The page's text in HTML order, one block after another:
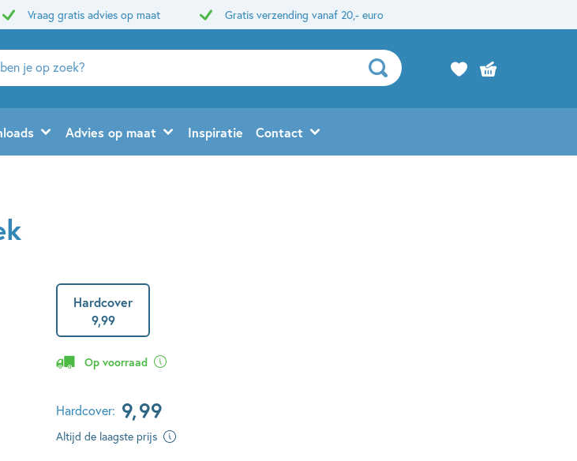
Vraag gratis advies op maat Gratis verzending vanaf 20,- euro
Advies op maat Inspiratie Contact
Hardcover
9,99
Op voorraad
Hardcover: 9,99
Altijd de laagste prijs